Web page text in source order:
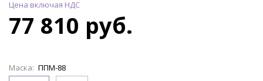
Цена включая НДС
77 810 руб.
Маска: ППМ-88